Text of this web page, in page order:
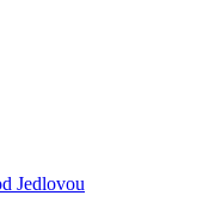
Jedlovou